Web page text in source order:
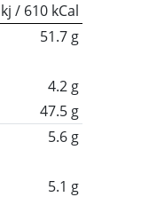
/ 610 kCal
51.7 g
4.2 g
47.5 g
5.6 g
5.1 g